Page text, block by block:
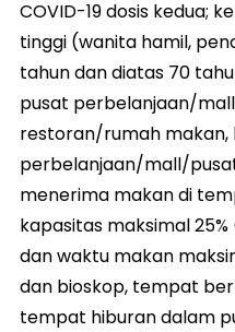
COVID-19 dosis kedua;
tinggi (wanita hamil,
tahun dan diatas 70
pusat perbelanjaan/
restoran/rumah makan,
perbelanjaan/mall/
menerima makan di
kapasitas maksimal
dan waktu makan
dan bioskop, tempat
tempat hiburan dalam